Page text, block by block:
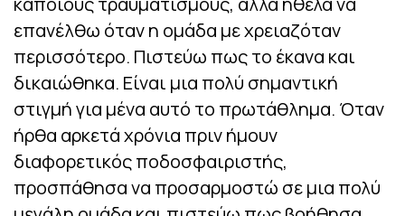
επανέλθω όταν η ομάδα με χρειαζόταν
περισσότερο. Πιστεύω πως το έκανα και
δικαιώθηκα. Είναι μια πολύ σημαντική
στιγμή για μένα αυτό το πρωτάθλημα. Όταν
ήρθα αρκετά χρόνια πριν ήμουν
διαφορετικός ποδοσφαιριστής,
προσπάθησα να προσαρμοστώ σε μια πολύ